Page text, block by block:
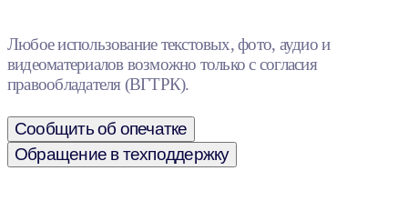
Любое использование текстовых, фото, аудио и
видеоматериалов возможно только с согласия
правообладателя (ВГТРК).
Сообщить об опечатке
Обращение в техподдержку